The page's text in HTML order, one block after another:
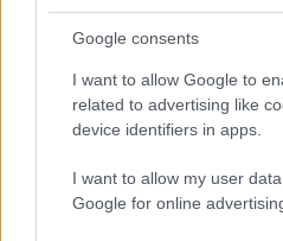
Google consents
I want to allow Google to
related to advertising like
device identifiers in apps.
I want to allow my user
Google for online